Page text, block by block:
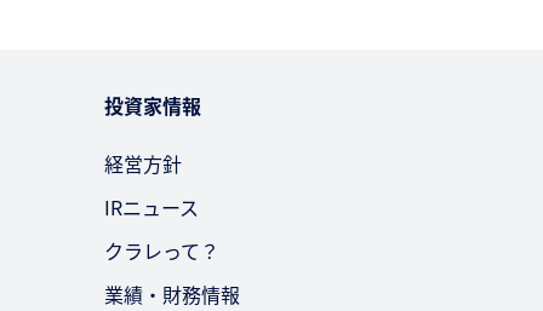
投資家情報
経営方針
IRニュース
クラレって？
業績・財務情報